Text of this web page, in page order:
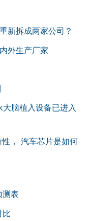
新拆成两家公司？
外生产厂家
脑植入设备已进入
， 汽车芯片是如何
测表
比